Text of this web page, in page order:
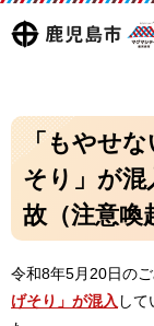
鹿児島
マグ
マシ
「もやせ
そり」が
故（注意喚
令和8年5月20日のご
げそり」が混入 し